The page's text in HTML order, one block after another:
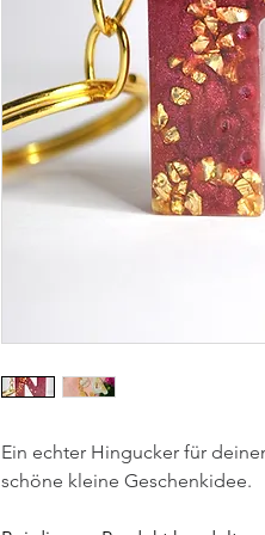
Ein echter Hingucker für
schöne kleine Geschenkidee.